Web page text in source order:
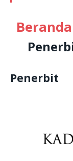
Beranda
Penerbit